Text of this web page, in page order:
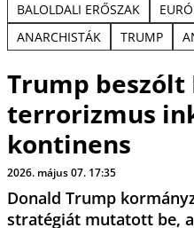
BALOLDALI ERŐSZAK
ANARCHISTÁK
TRUMP
Trump beszólt
terrorizmus
kontinens
2026. május 07. 17:35
Donald Trump
stratégiát mutatott be,